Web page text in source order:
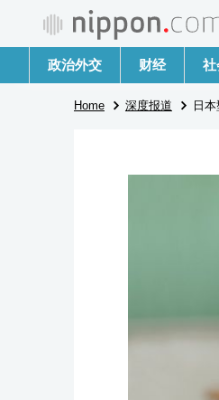
政治外交 财经 社
Home 深度报道 日